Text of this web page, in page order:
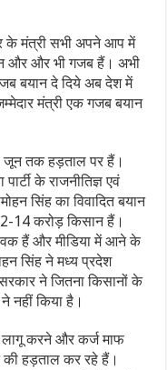
के मंत्री सभी अपने आप में
और और भी गजब हैं। अभी
बयान दे दिये अब देश में
मंत्री एक गजब बयान
तक हड़ताल पर हैं।
के राजनीतिज्ञ एवं
सिंह का विवादित बयान
14 करोड़ किसान हैं।
हैं और मीडिया में आने के
सिंह ने मध्य प्रदेश
ने जितना किसानों के
नहीं किया है।
लागू करने और कर्ज माफ
हड़ताल कर रहे हैं।